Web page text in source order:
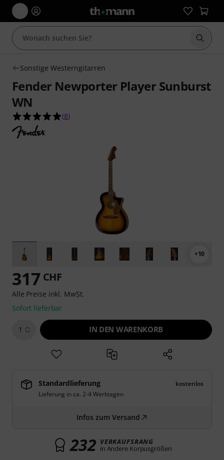
Suche
Sonstige Westerngitarren
Fender Newporter Player Sunburst
WN
5.0 von 5 Sternen aus 8 Kundenbewertungen
(8)
+10
317 CHF
Alle Preise inkl. MwSt.
Sofort lieferbar
1 IN DEN WARENKORB
Standardlieferung
kostenlos
Lieferung in ca. 2-4 Werktagen
Infos zum Versand
232 VERKAUFSRANG
in Andere Korpusgrößen